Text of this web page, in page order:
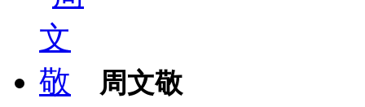
周文敬